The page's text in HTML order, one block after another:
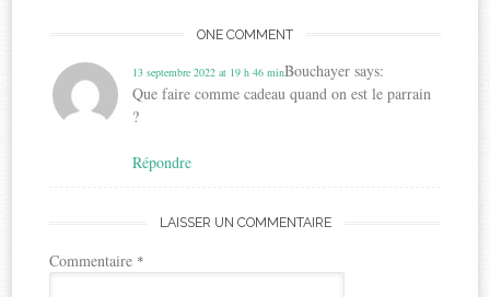
ONE COMMENT
Bouchayer says:
13 septembre 2022 at 19 h 46 min
Que faire comme cadeau quand on est le parrain
?
Répondre
LAISSER UN COMMENTAIRE
Commentaire *